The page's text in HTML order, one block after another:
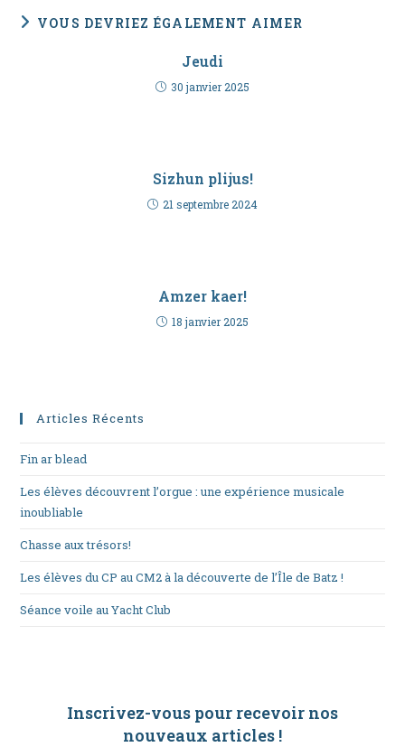
VOUS DEVRIEZ ÉGALEMENT AIMER
Jeudi
30 janvier 2025
Sizhun plijus!
21 septembre 2024
Amzer kaer!
18 janvier 2025
Articles Récents
Fin ar blead
Les élèves découvrent l’orgue : une expérience musicale
inoubliable
Chasse aux trésors!
Les élèves du CP au CM2 à la découverte de l’Île de Batz !
Séance voile au Yacht Club
Inscrivez-vous pour recevoir nos
nouveaux articles !